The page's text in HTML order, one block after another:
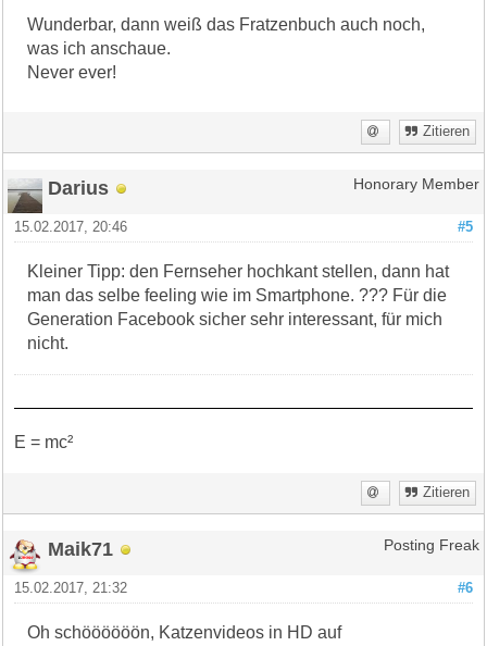
Wunderbar, dann weiß das Fratzenbuch auch noch,
was ich anschaue.
Never ever!
Zitieren
Darius Honorary Member
#5
15.02.2017, 20:46
Kleiner Tipp: den Fernseher hochkant stellen, dann hat
man das selbe feeling wie im Smartphone. ??? Für die
Generation Facebook sicher sehr interessant, für mich
nicht.
E = mc²
Zitieren
Maik71 Posting Freak
#6
15.02.2017, 21:32
Oh schöööööön, Katzenvideos in HD auf